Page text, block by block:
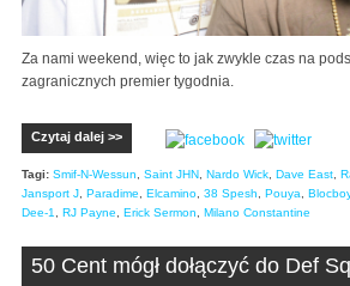
Za nami weekend, więc to jak zwykle czas na
zagranicznych premier tygodnia.
Czytaj dalej >>
Tagi: Smif-N-Wessun, Saint JHN, Nardo Wick, Dave East,
Jansport J, Paradime, Elcamino, 38 Spesh, Pouya,
Dee-1, RJ Payne, Erick Sermon, Milano Constantine
50 Cent mógł dołączyć do Def